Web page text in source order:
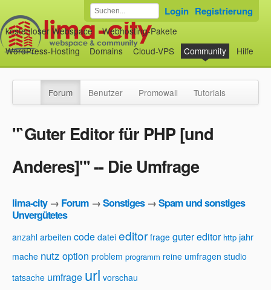
kostenloser Webspace
Webhosting-Pakete
WordPress-Hosting
Domains Cloud-VPS Community Hilfe
Login Registrierung
Forum Benutzer Promowall Tutorials
"`Guter Editor für PHP [und
Anderes]"' -- Die Umfrage
lima-city→ Forum →Sonstiges→Spam und sonstiges
Unvergütetes
anzahl arbeiten code datei editor frage guter editor http jahr
mache nutz option problem programm reine umfragen studio
tatsache umfrage url vorschau